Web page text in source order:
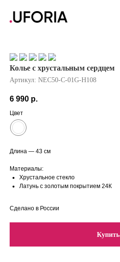
Колье с хрустальным сердцем
Артикул: NEC50-C-01G-H108
6 990 р.
Цвет
Длина — 43 см
Материалы:
Хрустальное стекло
Латунь с золотым покрытием 24К
Сделано в России
Купить